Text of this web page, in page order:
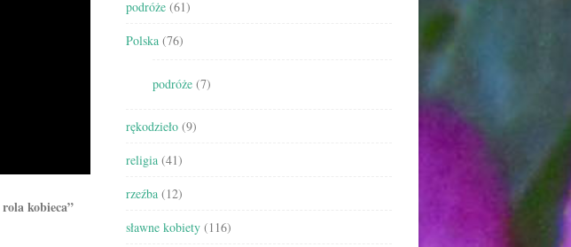
kobieca”
podróże (61)
Polska (76)
podróże (7)
rękodzieło (9)
religia (41)
rzeźba (12)
sławne kobiety (116)